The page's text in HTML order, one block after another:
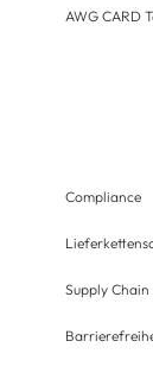
AWG CARD
Compliance
Supply